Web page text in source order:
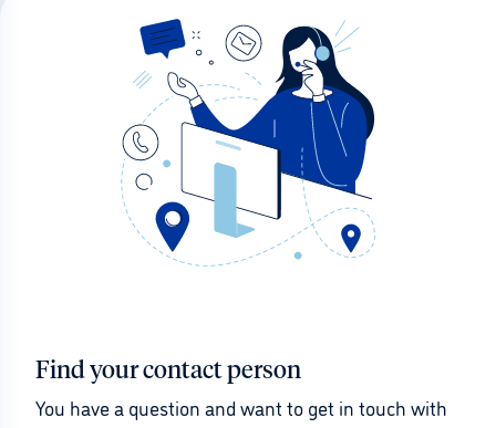
Find your contact person
You have a question and want to get in touch with